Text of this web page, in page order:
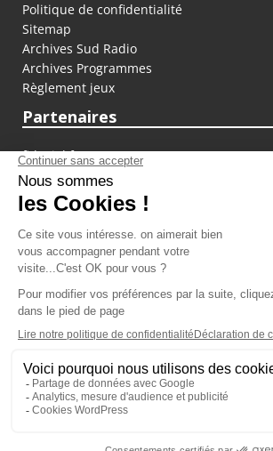
Politique de confidentialité
Sitemap
Archives Sud Radio
Archives Programmes
Règlement jeux
Partenaires
fiducial.fr
lyoncapitale.fr
olympique-et-lyonnais.com
L'application Iphone / Android
Téléchargez
Les cookies
Gestion des cookies
Crédit photos : ©Sud Radio / Pierre